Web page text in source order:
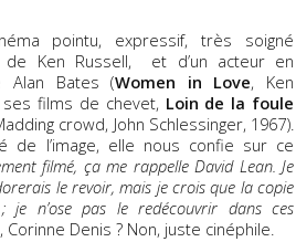
pointu, expressif, très soigné
de Ken Russell, et d’un acteur en
Alan Bates (Women in Love, Ken
ses films de chevet, Loin de la foule
crowd, John Schlessinger, 1967).
de l’image, elle nous confie sur ce
filmé, ça me rappelle David Lean. Je
le revoir, mais je crois que la copie
je n’ose pas le redécouvrir dans ces
Denis ? Non, juste cinéphile.